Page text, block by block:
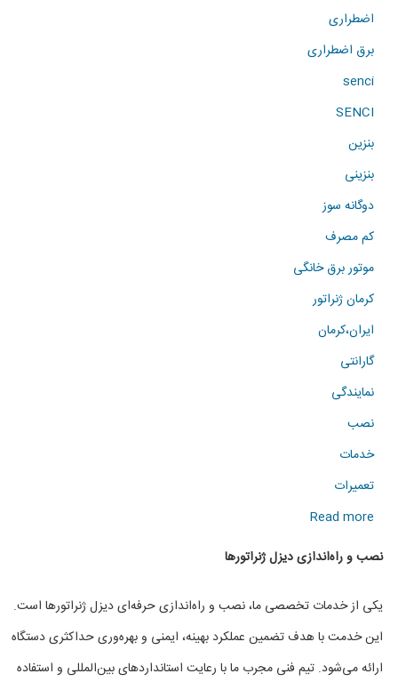
اضطراری
برق اضطراری
senci
SENCI
بنزین
بنزینی
دوگانه سوز
کم مصرف
موتور برق خانگی
کرمان ژنراتور
ایران،کرمان
گارانتی
نمایندگی
نصب
خدمات
تعمیرات
Read more
about
نصب
راندازی
دیزل
ژنراتور
نصب و راه‌اندازی دیزل ژنراتورها
یکی از خدمات تخصصی ما، نصب و راه‌اندازی حرفه‌ای دیزل ژنراتورها است.
این خدمت با هدف تضمین عملکرد بهینه، ایمنی و بهره‌وری حداکثری دستگاه
ارائه می‌شود. تیم فنی مجرب ما با رعایت استانداردهای بین‌المللی و استفاده